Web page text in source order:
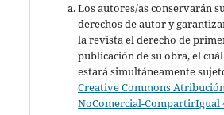
Los autores/as conservarán
derechos de autor y
la revista el derecho de
publicación de su obra, el cuál
estará simultáneamente
Creative Commons
NoComercial-CompartirIgual